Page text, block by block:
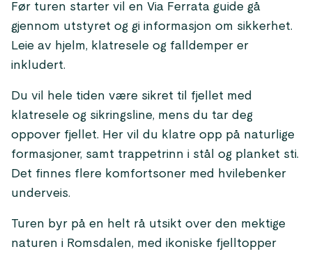
Før turen starter vil en Via Ferrata guide gå
gjennom utstyret og gi informasjon om sikkerhet.
Leie av hjelm, klatresele og falldemper er
inkludert.
Du vil hele tiden være sikret til fjellet med
klatresele og sikringsline, mens du tar deg
oppover fjellet. Her vil du klatre opp på naturlige
formasjoner, samt trappetrinn i stål og planket sti.
Det finnes flere komfortsoner med hvilebenker
underveis.
Turen byr på en helt rå utsikt over den mektige
naturen i Romsdalen, med ikoniske fjelltopper